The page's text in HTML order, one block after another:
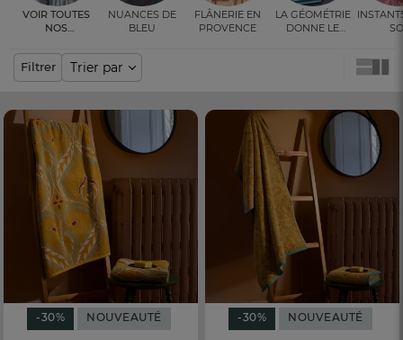
Nuances de
bleu
Flânerie en
Provence
La géométrie
donne le
Voir toutes
nos
Filtrer Trier par
-30% NOUVEAUTÉ -30% NOUVEAUTÉ